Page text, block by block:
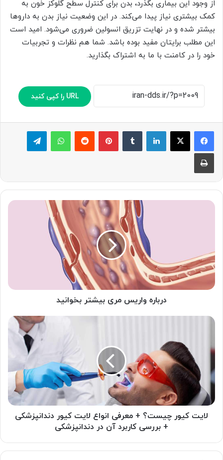
از وجود این بیماری بگذرد، بدن برای کنترل سطح گلوکز خون به
کمک بیشتری نیاز پیدا می‌کند. در این وضعیت نیاز بدن به داروها
بیشتر شده و در نهایت تزریق انسولین ضروری می‌شود. امید است
این مطلب برایتان مفید بوده باشد. شما هم نظرات و تجربیات
خود را در کامنت با ما به اشتراک بگذارید.
URL را کپی کنید
لینکدین ‫تامبلر پینترست‫رددیت واتس آپ تلگرام
چاپ
درباره
درباره واریس مری بیشتر بخوانید
لایت
+
انواع
لایت
کیور
دندانپزشکی
آن
لایت کیور چیست؟ + معرفی انواع لایت کیور دندانپزشکی
+ بررسی کاربرد آن در دندانپزشکی